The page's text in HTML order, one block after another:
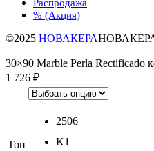
Распродажа
% (Акция)
©2025 НОВАКЕРА
30×90 Marble Perla Rectificado
1 726 ₽
Тон
2506
K1